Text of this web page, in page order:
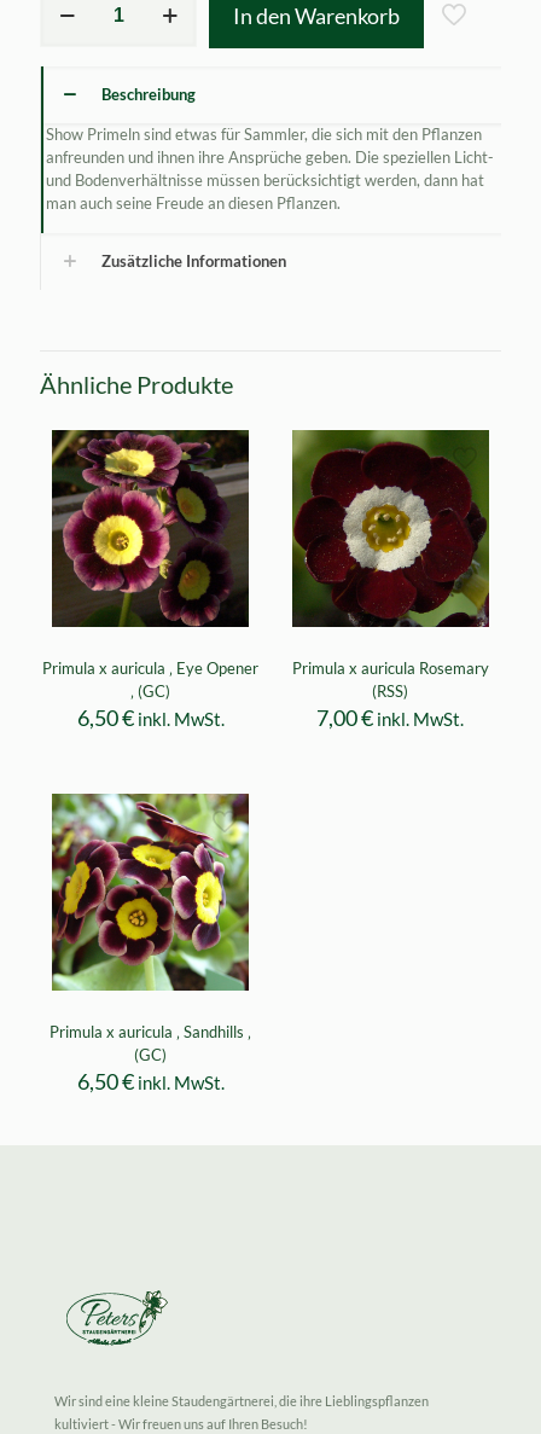
Shere
In den Warenkorb
Beschreibung
Show Primeln sind etwas für Sammler, die sich mit den Pflanzen
anfreunden und ihnen ihre Ansprüche geben. Die speziellen Licht-
und Bodenverhältnisse müssen berücksichtigt werden, dann hat
man auch seine Freude an diesen Pflanzen.
Zusätzliche Informationen
Ähnliche Produkte
Primula x auricula ‚ Eye Opener
‚ (GC)
6,50€ inkl. MwSt.
Primula x auricula Rosemary
(RSS)
7,00€ inkl. MwSt.
Primula x auricula ‚ Sandhills ‚
(GC)
6,50€ inkl. MwSt.
Wir sind eine kleine Staudengärtnerei, die ihre Lieblingspflanzen
kultiviert - Wir freuen uns auf Ihren Besuch!